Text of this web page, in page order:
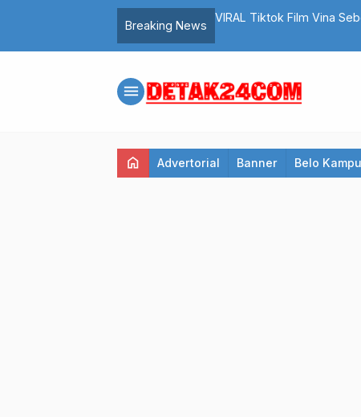
Breaking News
VIRAL Tiktok Film Vina
menu
home Advertorial Banner Belo